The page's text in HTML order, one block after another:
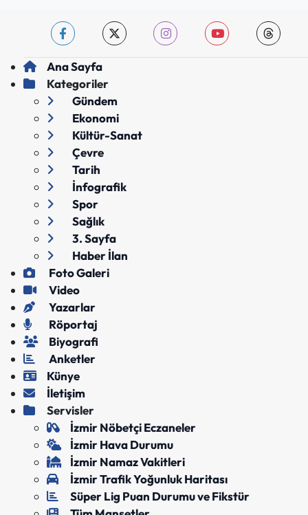
Ana Sayfa
Kategoriler
Gündem
Ekonomi
Kültür-Sanat
Çevre
Tarih
İnfografik
Spor
Sağlık
3. Sayfa
Haber İlan
Foto Galeri
Video
Yazarlar
Röportaj
Biyografi
Anketler
Künye
İletişim
Servisler
İzmir Nöbetçi Eczaneler
İzmir Hava Durumu
İzmir Namaz Vakitleri
İzmir Trafik Yoğunluk Haritası
Süper Lig Puan Durumu ve Fikstür